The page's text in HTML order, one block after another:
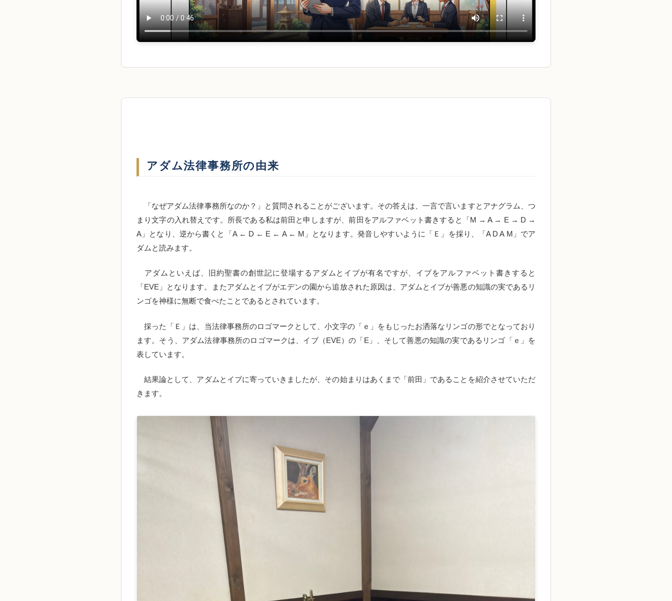
アダム法律事務所の由来
「なぜアダム法律事務所なのか？」と質問されることがございます。その答えは、一言で言いますとアナグラム、つ
まり文字の入れ替えです。所長である私は前田と申しますが、前田をアルファベット書きすると「M → A → E → D →
A」となり、逆から書くと「A ← D ← E ← A ← M」となります。発音しやすいように「Ｅ」を採り、「A D A M」でア
ダムと読みます。
アダムといえば、旧約聖書の創世記に登場するアダムとイブが有名ですが、イブをアルファベット書きすると
「EVE」となります。またアダムとイブがエデンの園から追放された原因は、アダムとイブが善悪の知識の実であるリ
ンゴを神様に無断で食べたことであるとされています。
採った「Ｅ」は、当法律事務所のロゴマークとして、小文字の「ｅ」をもじったお洒落なリンゴの形でとなっており
ます。そう、アダム法律事務所のロゴマークは、イブ（EVE）の「E」、そして善悪の知識の実であるリンゴ「ｅ」を
表しています。
結果論として、アダムとイブに寄っていきましたが、その始まりはあくまで「前田」であることを紹介させていただ
きます。